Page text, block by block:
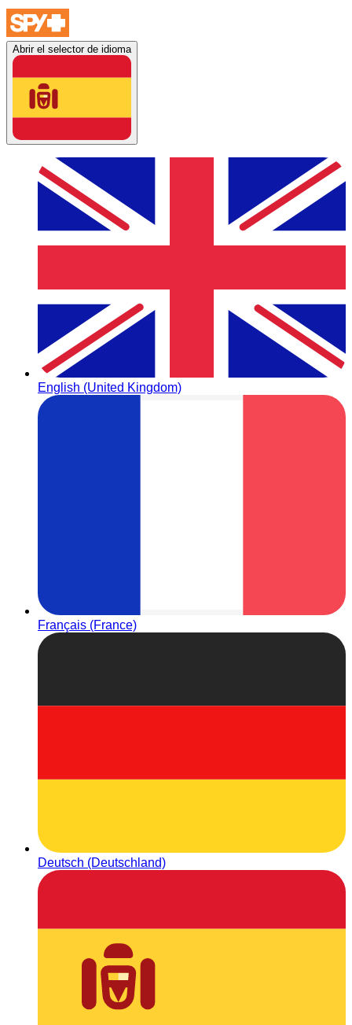
Abrir el selector de idioma
English (United Kingdom)
Français (France)
Deutsch (Deutschland)